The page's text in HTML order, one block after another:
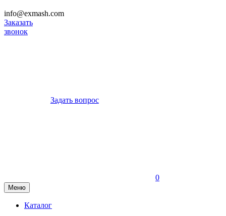
info@exmash.com
Заказать
звонок
Задать вопрос
0
Меню
Каталог